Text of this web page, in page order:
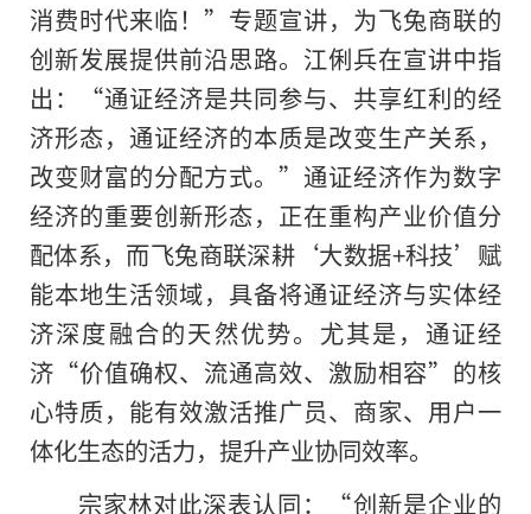
消费时代来临！”专题宣讲，为飞兔商联的
创新发展提供前沿思路。江俐兵在宣讲中指
出：“通证经济是共同参与、共享红利的经
济形态，通证经济的本质是改变生产关系，
改变财富的分配方式。”通证经济作为数字
经济的重要创新形态，正在重构产业价值分
配体系，而飞兔商联深耕‘大数据+科技’赋
能本地生活领域，具备将通证经济与实体经
济深度融合的天然优势。尤其是，通证经
济“价值确权、流通高效、激励相容”的核
心特质，能有效激活推广员、商家、用户一
体化生态的活力，提升产业协同效率。
宗家林对此深表认同：“创新是企业的